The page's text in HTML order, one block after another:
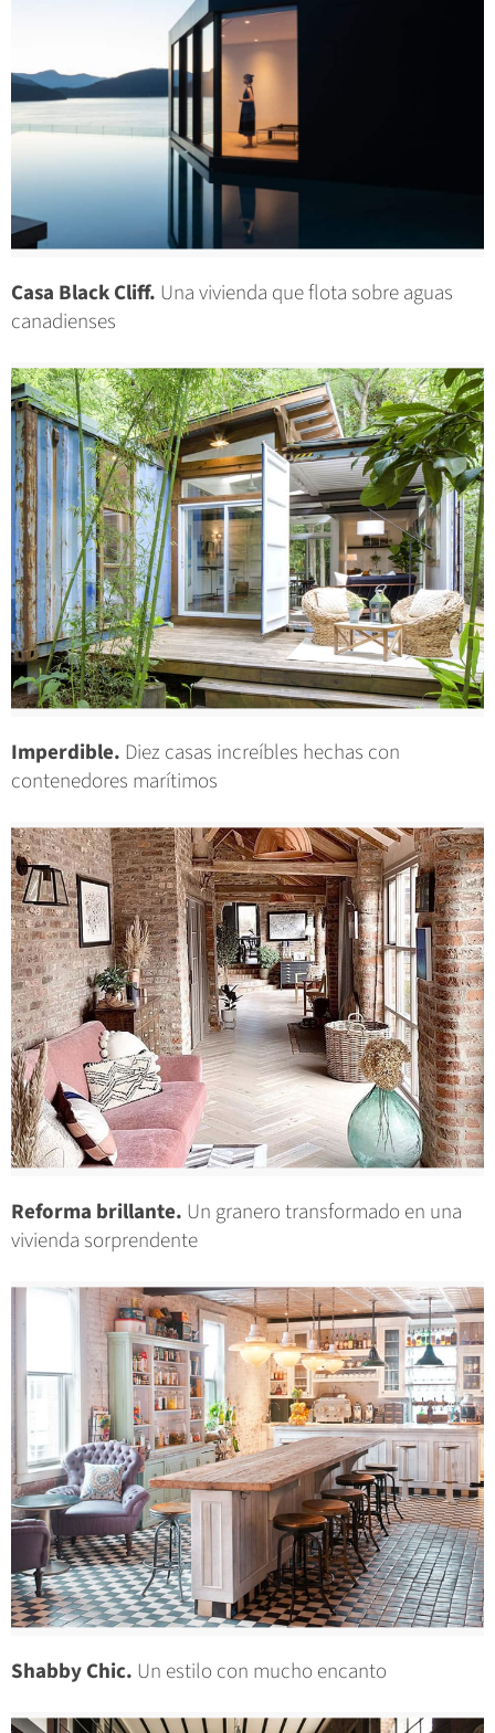
Casa Black Cliff. Una vivienda que flota sobre aguas
canadienses
Imperdible. Diez casas increíbles hechas con
contenedores marítimos
Reforma brillante. Un granero transformado en una
vivienda sorprendente
Shabby Chic. Un estilo con mucho encanto